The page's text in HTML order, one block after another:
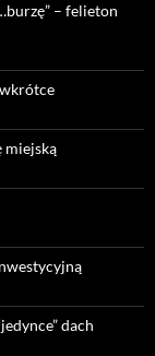
– felieton
miejską
dach